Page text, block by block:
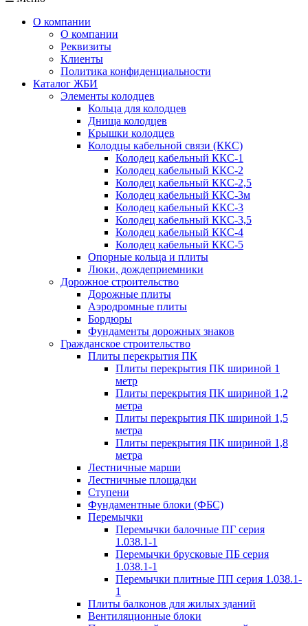
О компании
О компании
Реквизиты
Клиенты
Политика конфиденциальности
Каталог ЖБИ
Элементы колодцев
Кольца для колодцев
Днища колодцев
Крышки колодцев
Колодцы кабельной связи (ККС)
Колодец кабельный ККС-1
Колодец кабельный ККС-2
Колодец кабельный ККС-2,5
Колодец кабельный ККС-3м
Колодец кабельный ККС-3
Колодец кабельный ККС-3,5
Колодец кабельный ККС-4
Колодец кабельный ККС-5
Опорные кольца и плиты
Люки, дождеприемники
Дорожное строительство
Дорожные плиты
Аэродромные плиты
Бордюры
Фундаменты дорожных знаков
Гражданское строительство
Плиты перекрытия ПК
Плиты перекрытия ПК шириной 1
метр
Плиты перекрытия ПК шириной 1,2
метра
Плиты перекрытия ПК шириной 1,5
метра
Плиты перекрытия ПК шириной 1,8
метра
Лестничные марши
Лестничные площадки
Ступени
Фундаментные блоки (ФБС)
Перемычки
Перемычки балочные ПГ серия
1.038.1-1
Перемычки брусковые ПБ серия
1.038.1-1
Перемычки плитные ПП серия 1.038.1-
1
Плиты балконов для жилых зданий
Вентиляционные блоки